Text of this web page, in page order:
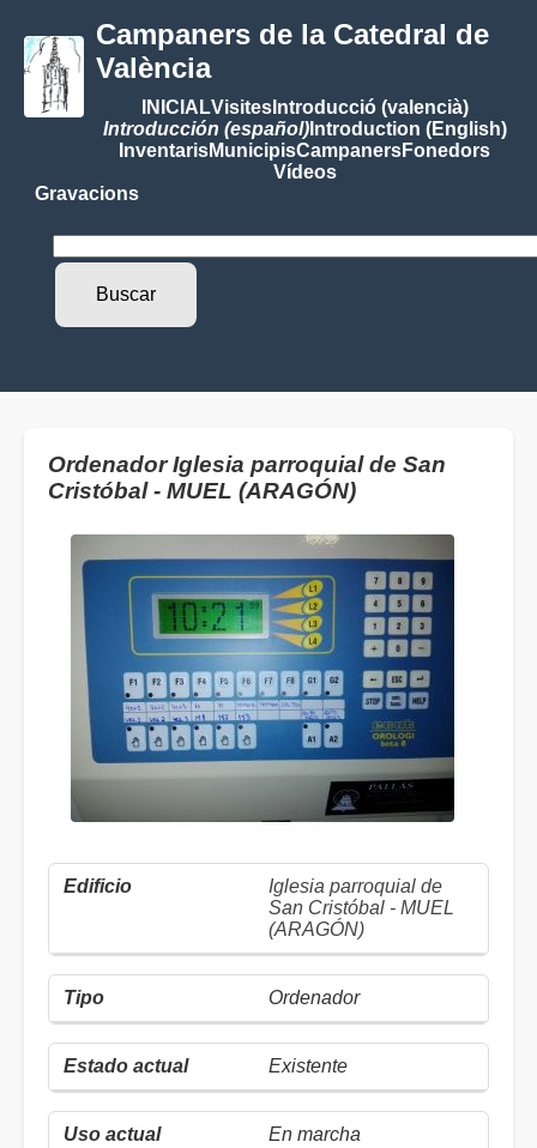
Campaners de la Catedral de
València
INICIALVisitesIntroducció (valencià)
Introducción (español)Introduction (English)
InventarisMunicipisCampanersFonedors
Vídeos
Gravacions
Ordenador Iglesia parroquial de San
Cristóbal - MUEL (ARAGÓN)
Iglesia parroquial de
San Cristóbal - MUEL
(ARAGÓN)
Ordenador
Existente
En marcha